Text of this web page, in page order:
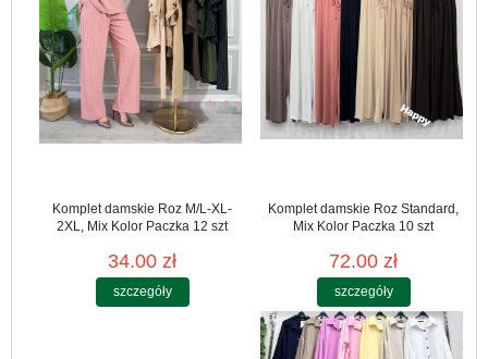
Komplet damskie Roz M/L-XL-
2XL, Mix Kolor Paczka 12 szt
34.00 zł
szczegóły
Komplet damskie Roz Standard,
Mix Kolor Paczka 10 szt
72.00 zł
szczegóły